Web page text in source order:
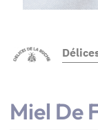
Miel De